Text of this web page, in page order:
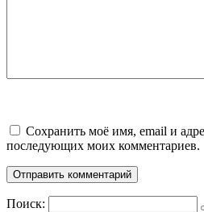
Сохранить моё имя, email и
последующих моих комментариев.
Поиск: